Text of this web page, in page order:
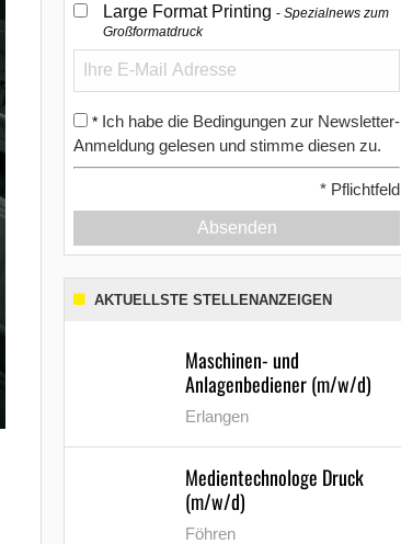
Large Format Printing Spezialnews zum
Großformatdruck
* Ich habe die Bedingungen zur Newsletter-
Anmeldung gelesen und stimme diesen zu.
* Pflichtfeld
Absenden
AKTUELLSTE STELLENANZEIGEN
Maschinen- und
Anlagenbediener (m/w/d)
Erlangen
Medientechnologe Druck
(m/w/d)
Föhren